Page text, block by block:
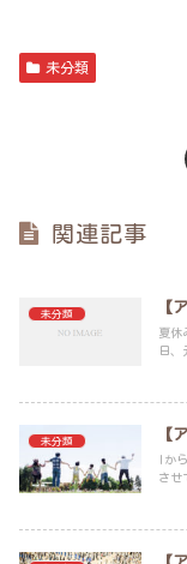
未分類
関連記事
未分類 【
夏休
日、
未分類 【
Iか
させ